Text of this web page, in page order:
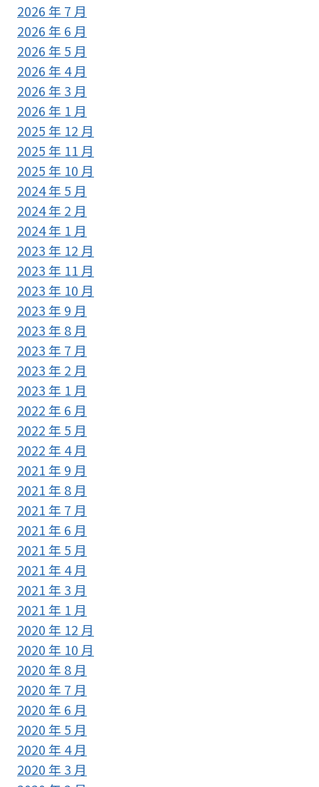
2026 年 7 月
2026 年 6 月
2026 年 5 月
2026 年 4 月
2026 年 3 月
2026 年 1 月
2025 年 12 月
2025 年 11 月
2025 年 10 月
2024 年 5 月
2024 年 2 月
2024 年 1 月
2023 年 12 月
2023 年 11 月
2023 年 10 月
2023 年 9 月
2023 年 8 月
2023 年 7 月
2023 年 2 月
2023 年 1 月
2022 年 6 月
2022 年 5 月
2022 年 4 月
2021 年 9 月
2021 年 8 月
2021 年 7 月
2021 年 6 月
2021 年 5 月
2021 年 4 月
2021 年 3 月
2021 年 1 月
2020 年 12 月
2020 年 10 月
2020 年 8 月
2020 年 7 月
2020 年 6 月
2020 年 5 月
2020 年 4 月
2020 年 3 月